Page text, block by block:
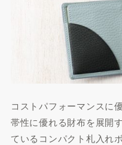
コストパフォーマンスに
帯性に優れる財布を展開
ているコンパクト札入れ